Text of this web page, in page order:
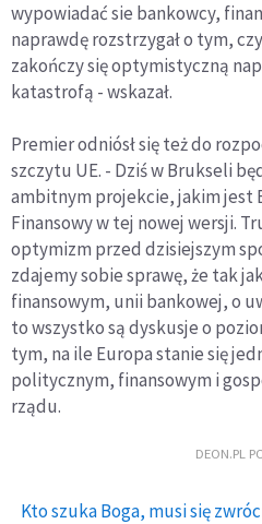
wypowiadać sie bankowcy,
naprawdę rozstrzygał o tym,
zakończy się optymistyczną
katastrofą - wskazał.
Premier odniósł się też do
szczytu UE. - Dziś w Brukseli
ambitnym projekcie, jakim jest
Finansowy w tej nowej wersji.
optymizm przed dzisiejszym
zdajemy sobie sprawę, że tak
finansowym, unii bankowej, o
to wszystko są dyskusje o
tym, na ile Europa stanie się
politycznym, finansowym i
rządu.
DEON.PL
Kto szuka Boga, musi się